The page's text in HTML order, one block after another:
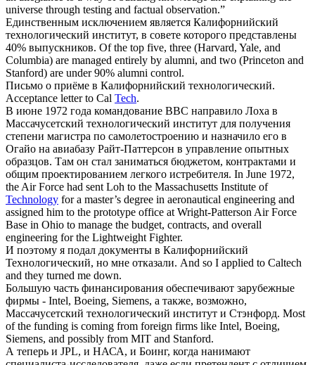
universe through testing and factual observation.”
Единственным исключением является Калифорнийский
технологический институт, в совете которого представлены
40% выпускников. Of the top five, three (Harvard, Yale, and
Columbia) are managed entirely by alumni, and two (Princeton and
Stanford) are under 90% alumni control.
Письмо о приёме в Калифорнийский технологический.
Acceptance letter to Cal Tech.
В июне 1972 года командование ВВС направило Лоха в
Массачусетский технологический институт для получения
степени магистра по самолетостроению и назначило его в
Огайо на авиабазу Райт-Паттерсон в управление опытных
образцов. Там он стал заниматься бюджетом, контрактами и
общим проектированием легкого истребителя. In June 1972,
the Air Force had sent Loh to the Massachusetts Institute of
Technology for a master’s degree in aeronautical engineering and
assigned him to the prototype office at Wright-Patterson Air Force
Base in Ohio to manage the budget, contracts, and overall
engineering for the Lightweight Fighter.
И поэтому я подал документы в Калифорнийский
Технологический, но мне отказали. And so I applied to Caltech
and they turned me down.
Большую часть финансирования обеспечивают зарубежные
фирмы - Intel, Boeing, Siemens, а также, возможно,
Массачусетский технологический институт и Стэнфорд. Most
of the funding is coming from foreign firms like Intel, Boeing,
Siemens, and possibly from MIT and Stanford.
А теперь и JPL, и НАСА, и Боинг, когда нанимают